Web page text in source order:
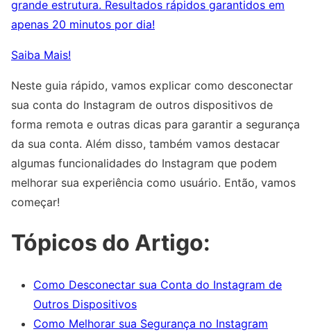
grande estrutura. Resultados rápidos garantidos em
apenas 20 minutos por dia!
Saiba Mais!
Neste guia rápido, vamos explicar como desconectar
sua conta do Instagram de outros dispositivos de
forma remota e outras dicas para garantir a segurança
da sua conta. Além disso, também vamos destacar
algumas funcionalidades do Instagram que podem
melhorar sua experiência como usuário. Então, vamos
começar!
Tópicos do Artigo:
Como Desconectar sua Conta do Instagram de
Outros Dispositivos
Como Melhorar sua Segurança no Instagram